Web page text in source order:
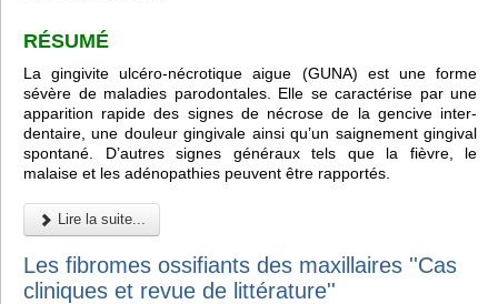
RÉSUMÉ
La gingivite ulcéro-nécrotique aigue (GUNA) est une forme
sévère de maladies parodontales. Elle se caractérise par une
apparition rapide des signes de nécrose de la gencive inter-
dentaire, une douleur gingivale ainsi qu’un saignement gingival
spontané. D’autres signes généraux tels que la fièvre, le
malaise et les adénopathies peuvent être rapportés.
Lire la suite...
Les fibromes ossifiants des maxillaires ''Cas
cliniques et revue de littérature''